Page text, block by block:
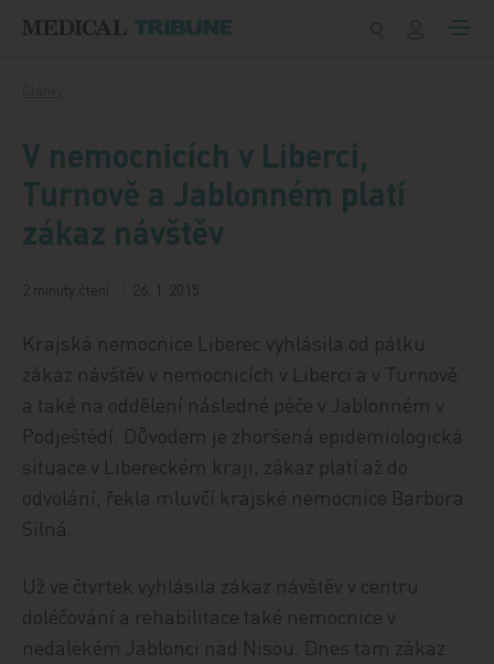
V nemocnicích v Liberci,
Turnově a Jablonném platí
zákaz návštěv
2 minuty čtení 26. 1. 2015
Krajská nemocnice Liberec vyhlásila od pátku
zákaz návštěv v nemocnicích v Liberci a v Turnově
a také na oddělení následné péče v Jablonném v
Podještědí. Důvodem je zhoršená epidemiologická
situace v Libereckém kraji, zákaz platí až do
odvolání, řekla mluvčí krajské nemocnice Barbora
Silná.
Už ve čtvrtek vyhlásila zákaz návštěv v centru
doléčování a rehabilitace také nemocnice v
nedalekém Jablonci nad Nisou. Dnes tam zákaz